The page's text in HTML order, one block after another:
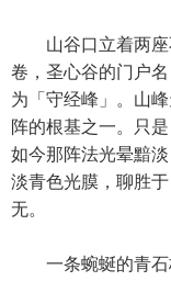
山谷口立着两座
卷，圣心谷的门户名
为「守经峰」。山
阵的根基之一。只是
如今那阵法光晕黯
淡青色光膜，聊胜于
无。
一条蜿蜒的青石